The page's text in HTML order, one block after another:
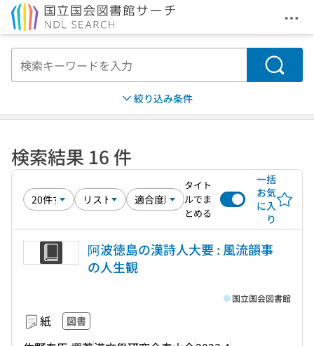
メ
検索
絞り込み条件
検索結果 16 件
タイト
ルでま
とめる
一括
お気
に入
り
阿波徳島の漢詩人大要 : 風流韻事
の人生観
紙 図書
国立国会図書館